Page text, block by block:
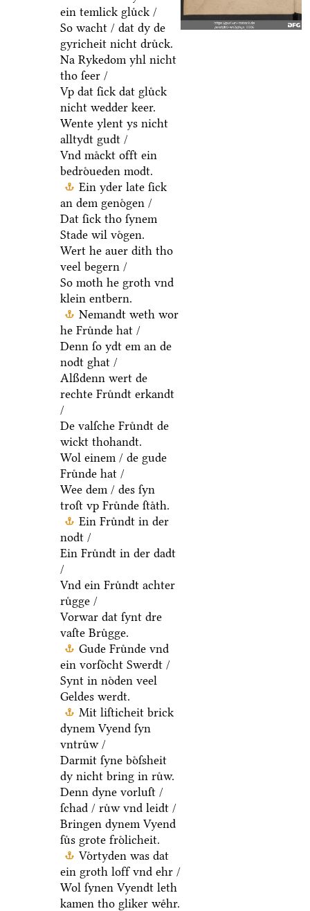
ein temlick gluͤck /
So wacht / dat dy de
gyricheit nicht druͤck.
Na Rykedom yhl nicht
tho ſeer /
Vp dat ſick dat gluͤck
nicht wedder keer.
Wente ylent ys nicht
alltydt gudt /
Vnd maͤckt offt ein
bedroͤueden modt.
Ein yder late ſick
an dem genoͤgen /
Dat ſick tho ſynem
Stade wil voͤgen.
Wert he auer dith tho
veel begern /
So moth he groth vnd
klein entbern.
Nemandt weth wor
he Fruͤnde hat /
Denn ſo ydt em an de
nodt ghat /
Alßdenn wert de
rechte Fruͤndt erkandt
/
De valſche Fruͤndt de
wickt thohandt.
Wol einem / de gude
Fruͤnde hat /
Wee dem / des ſyn
troſt vp Fruͤnde ſtaͤth.
Ein Fruͤndt in der
nodt /
Ein Fruͤndt in der dadt
/
Vnd ein Fruͤndt achter
ruͤgge /
Vorwar dat ſynt dre
vaſte Bruͤgge.
Gude Fruͤnde vnd
ein vorſoͤcht Swerdt /
Synt in noͤden veel
Geldes werdt.
Mit liſticheit brick
dynem Vyend ſyn
vntruͤw /
Darmit ſyne boͤſsheit
dy nicht bring in ruͤw.
Denn dyne vorluſt /
ſchad / ruͤw vnd leidt /
Bringen dynem Vyend
ſuͤs grote froͤlicheit.
Voͤrtyden was dat
ein groth loff vnd ehr /
Wol ſynen Vyendt leth
kamen tho gliker weͤhr.